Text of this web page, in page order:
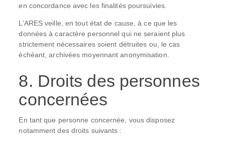
en concordance avec les finalités poursuivies.
L’ARES veille, en tout état de cause, à ce que les
données à caractère personnel qui ne seraient plus
strictement nécessaires soient détruites ou, le cas
échéant, archivées moyennant anonymisation.
8. Droits des personnes
concernées
En tant que personne concernée, vous disposez
notamment des droits suivants :